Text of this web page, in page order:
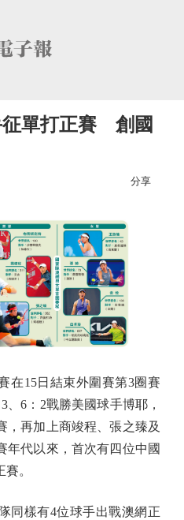
征單打正賽 創國
分享
15日結束外圍賽第3圈賽
6：2戰勝美國球手博耶，
，再加上商竣程、張之臻及
年代以來，首次有四位中國
。
樣有4位球手出戰澳網正